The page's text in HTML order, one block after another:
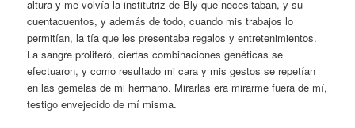
altura y me volvía la institutriz de Bly que necesitaban, y su
cuentacuentos, y además de todo, cuando mis trabajos lo
permitían, la tía que les presentaba regalos y entretenimientos.
La sangre proliferó, ciertas combinaciones genéticas se
efectuaron, y como resultado mi cara y mis gestos se repetían
en las gemelas de mi hermano. Mirarlas era mirarme fuera de mí,
testigo envejecido de mí misma.